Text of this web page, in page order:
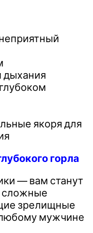
дыхания
якоря для
горла
— вам станут
сложные
зрелищные
мужчине